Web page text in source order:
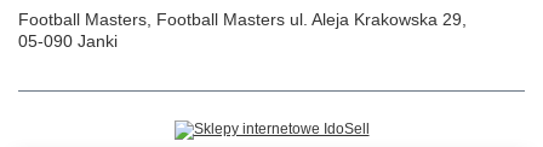
Football Masters Football Masters ul. Aleja Krakowska 29
05-090 Janki